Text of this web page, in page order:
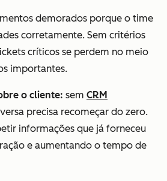
demorados porque o time
corretamente. Sem critérios
críticos se perdem no meio
importantes.
o cliente: sem CRM
precisa recomeçar do zero.
informações que já forneceu
e aumentando o tempo de